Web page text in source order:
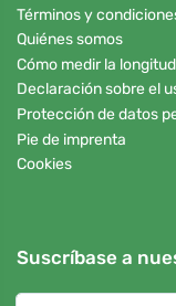
Términos y
Quiénes somos
Cómo medir la
Declaración sobre el
Protección de datos
Pie de imprenta
Cookies
Suscríbase a